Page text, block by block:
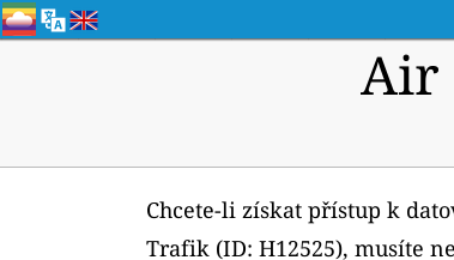
Air
Chcete-li získat přístup k
Trafik (ID: H12525), musíte